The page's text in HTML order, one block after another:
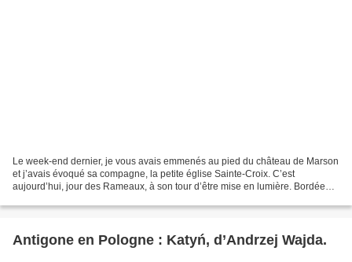
Le week-end dernier, je vous avais emmenés au pied du château de Marson
et j’avais évoqué sa compagne, la petite église Sainte-Croix. C’est
aujourd’hui, jour des Rameaux, à son tour d’être mise en lumière. Bordée
Antigone en Pologne : Katyń, d’Andrzej Wajda.